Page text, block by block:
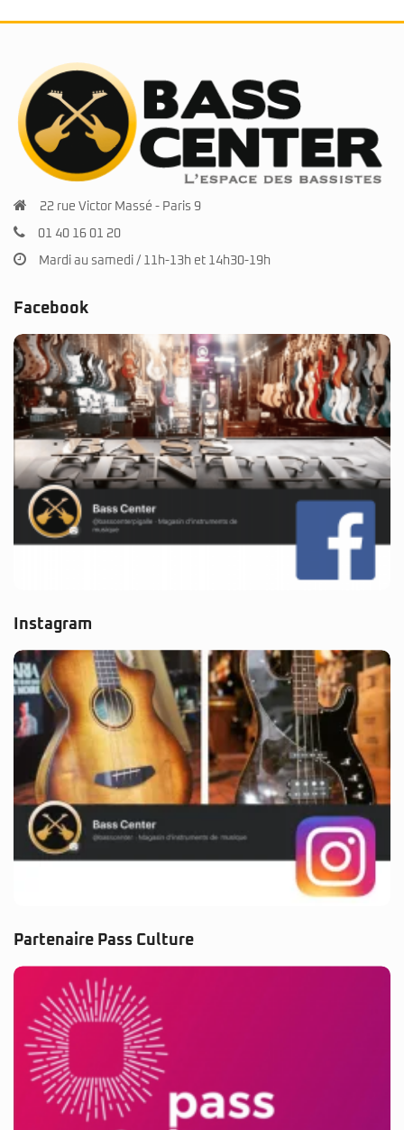
22 rue Victor Massé - Paris 9
01 40 16 01 20
Mardi au samedi / 11h-13h et 14h30-19h
Facebook
Instagram
Partenaire Pass Culture